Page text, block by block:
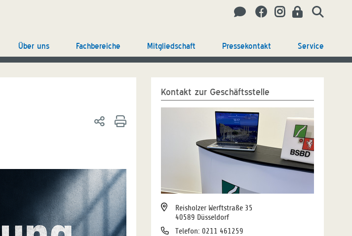
Über uns Fachbereiche Mitgliedschaft Pressekontakt Service
Kontakt zur Geschäftsstelle
Reisholzer Werftstraße 35
40589 Düsseldorf
Telefon: 0211 461259